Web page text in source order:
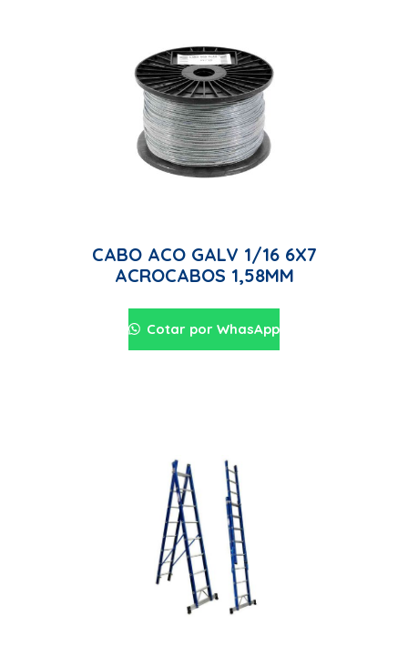
CABO ACO GALV 1/16 6X7
ACROCABOS 1,58MM
Cotar por WhasApp